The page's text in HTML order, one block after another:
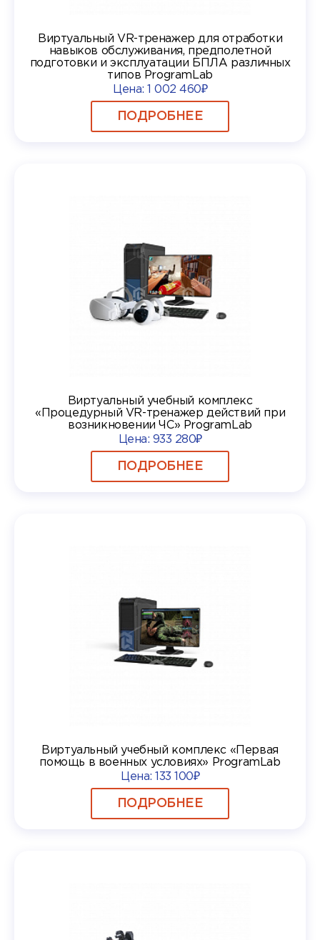
Виртуальный VR-тренажер для отработки
навыков обслуживания, предполетной
подготовки и эксплуатации БПЛА различных
типов ProgramLab
Цена:
1 002 460₽
ПОДРОБНЕЕ
Виртуальный учебный комплекс
«Процедурный VR-тренажер действий при
возникновении ЧС» ProgramLab
Цена: 933 280₽
ПОДРОБНЕЕ
Виртуальный учебный комплекс «Первая
помощь в военных условиях» ProgramLab
Цена:
133 100₽
ПОДРОБНЕЕ